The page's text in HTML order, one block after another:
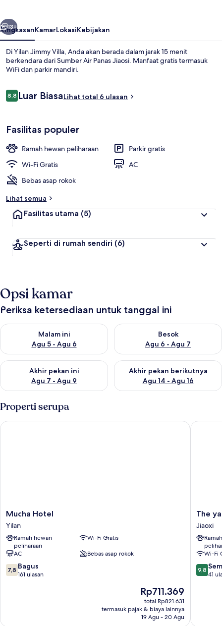
Berikutnya
13+
RingkasanKamarLokasiKebijakan
Di Yilan Jimmy Villa, Anda akan berada dalam jarak 15 menit
berkendara dari Sumber Air Panas Jiaosi. Manfaat gratis termasuk
WiFi dan parkir mandiri.
Ulasan
8,88,8 dari 10
Luar BiasaLihat total 6 ulasan
Fasilitas populer
Ramah hewan peliharaan
Parkir gratis
Wi-Fi Gratis
AC
Bebas asap rokok
Lihat semua
Fasilitas utama (5)
Seperti di rumah sendiri (6)
Opsi kamar
Periksa ketersediaan untuk tanggal ini
Malam ini
Agu 5 - Agu 6
Periksa ketersediaan untuk malam ini Agu 5 - Agu 6
Besok
Agu 6 - Agu 7
Periksa ketersediaan untuk
Akhir pekan ini
Agu 7 - Agu 9
Periksa ketersediaan untuk akhir pekan ini Agu 7 - Agu 9
Akhir pekan berikutnya
Agu 14 - Agu 16
Periksa ketersediaan untuk
Properti serupa
Mucha
Hotel
Yilan
Mucha Hotel
Yilan
Ramah hewan
peliharaan
Wi-Fi Gratis
AC
Bebas asap rokok
7.8
dari
7,8 Bagus
161 ulasan
Harga
sekarang
Rp711.369
Rp711.369
total Rp821.631
termasuk pajak & biaya lainnya
19 Agu - 20 Agu
Mucha Hotel
The
yard
Jiaoxi
The
Jiaoxi
Wi-Fi
9.8
dari
9,8
41
The yard